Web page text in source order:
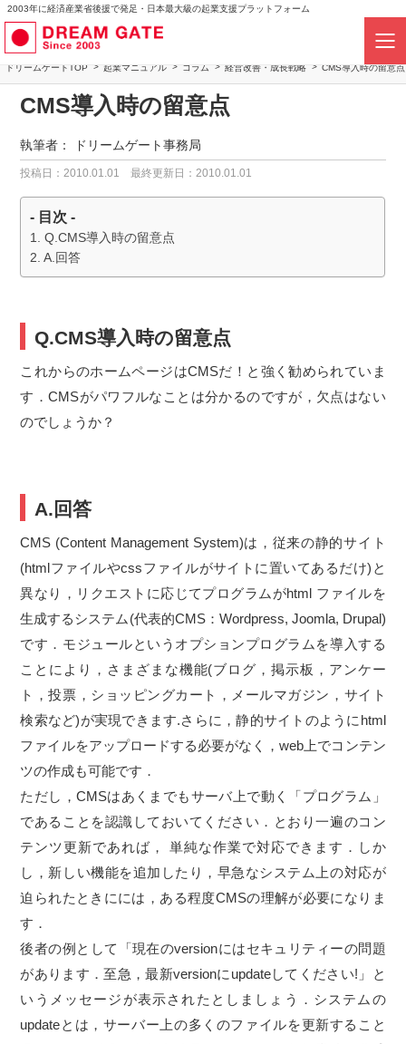
2003年に経済産業省後援で発足・日本最大級の起業支援プラットフォーム
ドリームゲートTOP 起業マニュアル コラム 経営改善・成長戦略 CMS導入時の留意点
CMS導入時の留意点
執筆者： ドリームゲート事務局
投稿日：2010.01.01 最終更新日：2010.01.01
- 目次 -
Q.CMS導入時の留意点
A.回答
Q.CMS導入時の留意点
これからのホームページはCMSだ！と強く勧められていま
す．CMSがパワフルなことは分かるのですが，欠点はない
のでしょうか？
A.回答
CMS (Content Management System)は，従来の静的サイト
(htmlファイルやcssファイルがサイトに置いてあるだけ)と
異なり，リクエストに応じてプログラムがhtml ファイルを
生成するシステム(代表的CMS：Wordpress, Joomla, Drupal)
です．モジュールというオプションプログラムを導入する
ことにより，さまざまな機能(ブログ，掲示板，アンケー
ト，投票，ショッピングカート，メールマガジン，サイト
検索など)が実現できます.さらに，静的サイトのようにhtml
ファイルをアップロードする必要がなく，web上でコンテン
ツの作成も可能です．
ただし，CMSはあくまでもサーバ上で動く「プログラム」
であることを認識しておいてください．とおり一遍のコン
テンツ更新であれば， 単純な作業で対応できます．しか
し，新しい機能を追加したり，早急なシステム上の対応が
迫られたときにには，ある程度CMSの理解が必要になりま
す．
後者の例として「現在のversionにはセキュリティーの問題
があります．至急，最新versionにupdateしてください!」と
いうメッセージが表示されたとしましょう．システムの
updateとは，サーバー上の多くのファイルを更新すること